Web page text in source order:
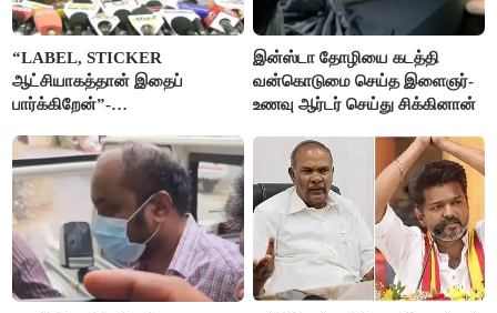
“LABEL, STICKER
ஆட்சியாகத்தான் இதைப்
பார்க்கிறேன்”-
இன்ஸ்டா தோழியை கடத்தி
வன்கொடுமை செய்த இளைஞர்-
உணவு ஆர்டர் செய்து சிக்கினான்